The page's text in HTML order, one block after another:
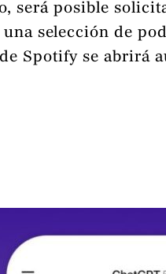
será posible
una selección de
Spotify se abrirá